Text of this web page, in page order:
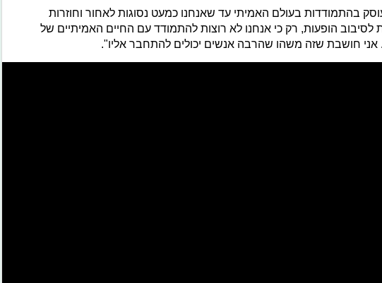
בהתמודדות בעולם האמיתי עד שאנחנו כמעט נסוגות לאחור וחוזרות
לסיבוב הופעות, רק כי אנחנו לא רוצות להתמודד עם החיים האמיתיים של
אני חושבת שזה משהו שהרבה אנשים יכולים להתחבר אליו".